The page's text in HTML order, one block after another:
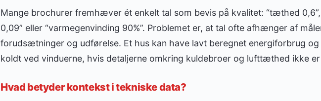
Mange brochurer fremhæver ét enkelt tal som bevis på kvalitet: “tæthed
0,09” eller “varmegenvinding 90%”. Problemet er, at tal ofte afhænger af
forudsætninger og udførelse. Et hus kan have lavt beregnet energiforbrug
koldt ved vinduerne, hvis detaljerne omkring kuldebroer og lufttæthed ikke
Hvad betyder kontekst i tekniske data?